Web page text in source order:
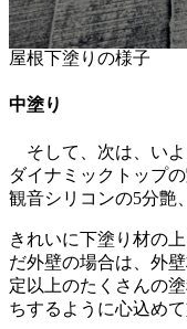
屋根下塗りの様子
中塗り
そして、次は、いよ
ダイナミックトップ
観音シリコンの5分艶
きれいに下塗り材の
だ外壁の場合は、外
定以上のたくさんの
ちするように心込めて